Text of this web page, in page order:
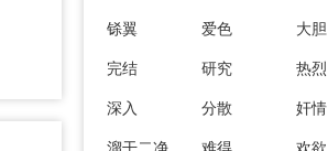
铩翼
爱色
大胆
完结
研究
热烈
深入
分散
奸情
溜干二净
难得 欢欲